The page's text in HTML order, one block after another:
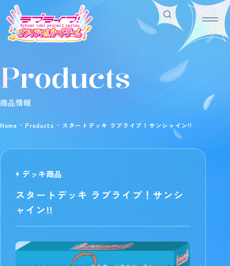
Home
ホーム
For Beginners
はじめての方へ
Rule/Q&A
ルール/Q&A
News
スケジュール 商品情報
イベント お店を探す
カードを探す
Official
Products
商品情報
Home Products スタートデッキ ラブライブ！サンシャイン!!
デッキ商品
スタートデッキ ラブライブ！サンシ
ャイン!!